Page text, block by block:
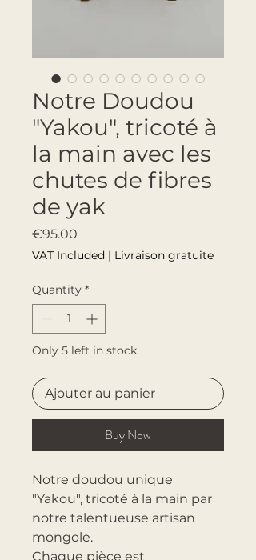
Notre Doudou
"Yakou", tricoté à
la main avec les
chutes de fibres
de yak
€95.00
VAT Included | Livraison gratuite
Quantity *
Only 5 left in stock
Ajouter au panier
Buy Now
Notre doudou unique
"Yakou", tricoté à la main par
notre talentueuse artisan
mongole.
Chaque pièce est